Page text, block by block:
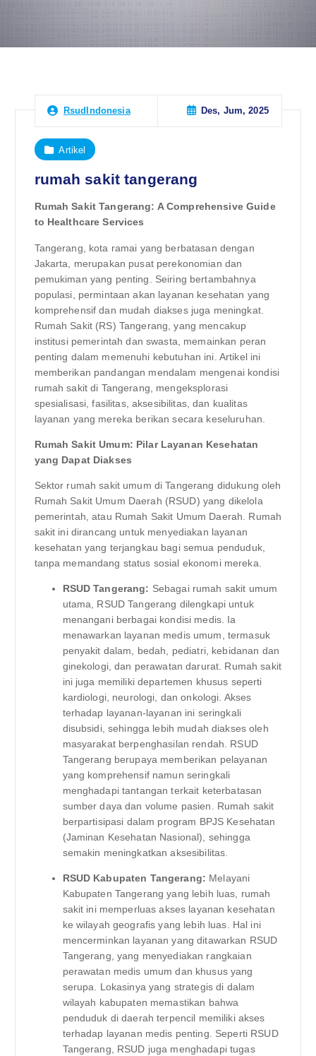
RsudIndonesia Des, Jum, 2025
Artikel
rumah sakit tangerang
Rumah Sakit Tangerang: A Comprehensive Guide
to Healthcare Services
Tangerang, kota ramai yang berbatasan dengan
Jakarta, merupakan pusat perekonomian dan
pemukiman yang penting. Seiring bertambahnya
populasi, permintaan akan layanan kesehatan yang
komprehensif dan mudah diakses juga meningkat.
Rumah Sakit (RS) Tangerang, yang mencakup
institusi pemerintah dan swasta, memainkan peran
penting dalam memenuhi kebutuhan ini. Artikel ini
memberikan pandangan mendalam mengenai kondisi
rumah sakit di Tangerang, mengeksplorasi
spesialisasi, fasilitas, aksesibilitas, dan kualitas
layanan yang mereka berikan secara keseluruhan.
Rumah Sakit Umum: Pilar Layanan Kesehatan
yang Dapat Diakses
Sektor rumah sakit umum di Tangerang didukung oleh
Rumah Sakit Umum Daerah (RSUD) yang dikelola
pemerintah, atau Rumah Sakit Umum Daerah. Rumah
sakit ini dirancang untuk menyediakan layanan
kesehatan yang terjangkau bagi semua penduduk,
tanpa memandang status sosial ekonomi mereka.
RSUD Tangerang: Sebagai rumah sakit umum
utama, RSUD Tangerang dilengkapi untuk
menangani berbagai kondisi medis. Ia
menawarkan layanan medis umum, termasuk
penyakit dalam, bedah, pediatri, kebidanan dan
ginekologi, dan perawatan darurat. Rumah sakit
ini juga memiliki departemen khusus seperti
kardiologi, neurologi, dan onkologi. Akses
terhadap layanan-layanan ini seringkali
disubsidi, sehingga lebih mudah diakses oleh
masyarakat berpenghasilan rendah. RSUD
Tangerang berupaya memberikan pelayanan
yang komprehensif namun seringkali
menghadapi tantangan terkait keterbatasan
sumber daya dan volume pasien. Rumah sakit
berpartisipasi dalam program BPJS Kesehatan
(Jaminan Kesehatan Nasional), sehingga
semakin meningkatkan aksesibilitas.
RSUD Kabupaten Tangerang: Melayani
Kabupaten Tangerang yang lebih luas, rumah
sakit ini memperluas akses layanan kesehatan
ke wilayah geografis yang lebih luas. Hal ini
mencerminkan layanan yang ditawarkan RSUD
Tangerang, yang menyediakan rangkaian
perawatan medis umum dan khusus yang
serupa. Lokasinya yang strategis di dalam
wilayah kabupaten memastikan bahwa
penduduk di daerah terpencil memiliki akses
terhadap layanan medis penting. Seperti RSUD
Tangerang, RSUD juga menghadapi tugas